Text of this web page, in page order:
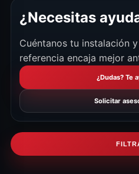
¿Necesitas
Cuéntanos tu instalación
referencia encaja mejor
¿Dudas? Te
Solicitar